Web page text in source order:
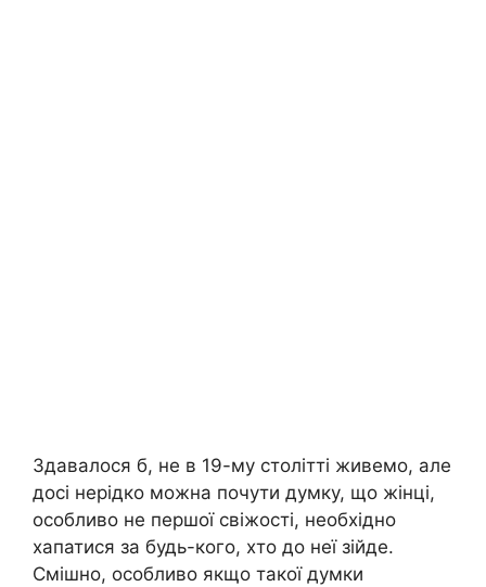
Здавалося б, не в 19-му столітті живемо, але
досі нерідко можна почути думку, що жінці,
особливо не першої свіжості, необхідно
хапатися за будь-кого, хто до неї зійде.
Смішно, особливо якщо такої думки